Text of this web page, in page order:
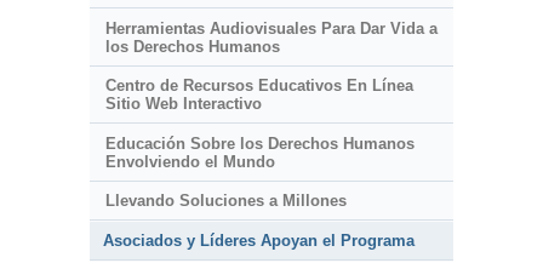
Herramientas Audiovisuales Para Dar Vida a
los Derechos Humanos
Centro de Recursos Educativos En Línea
Sitio Web Interactivo
Educación Sobre los Derechos Humanos
Envolviendo el Mundo
Llevando Soluciones a Millones
Asociados y Líderes Apoyan el Programa